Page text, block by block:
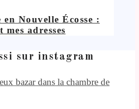
en Nouvelle Écosse :
adresses
sur instagram
bazar dans la chambre de